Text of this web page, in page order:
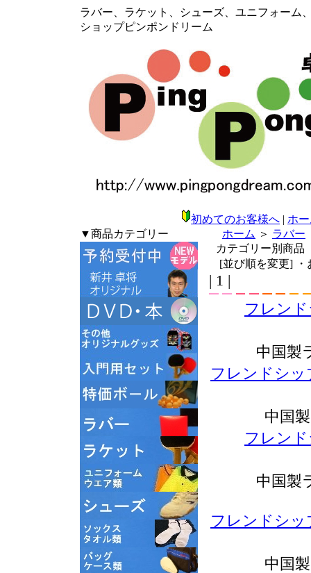
ラバー、ラケット、シューズ、ユニフォーム
ショップピンポンドリーム
初めてのお客様へ | ホ
▼商品カテゴリー
ホーム ＞ ラバー
カテゴリー別商品
[並び順を変更]
| 1 |
フレン
中国製
フレンドシッ
中国
フレン
中国製
フレンドシッ
中国